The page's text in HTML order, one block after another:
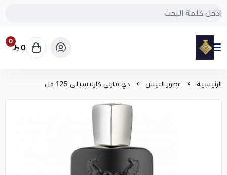
مود
0
0
الرئيسية عطور النيش دي مارلي كارليسيلي 125 مل